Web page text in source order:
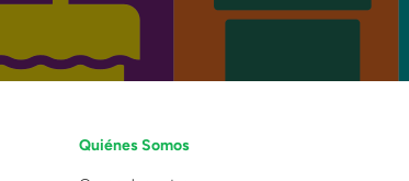
Quiénes Somos